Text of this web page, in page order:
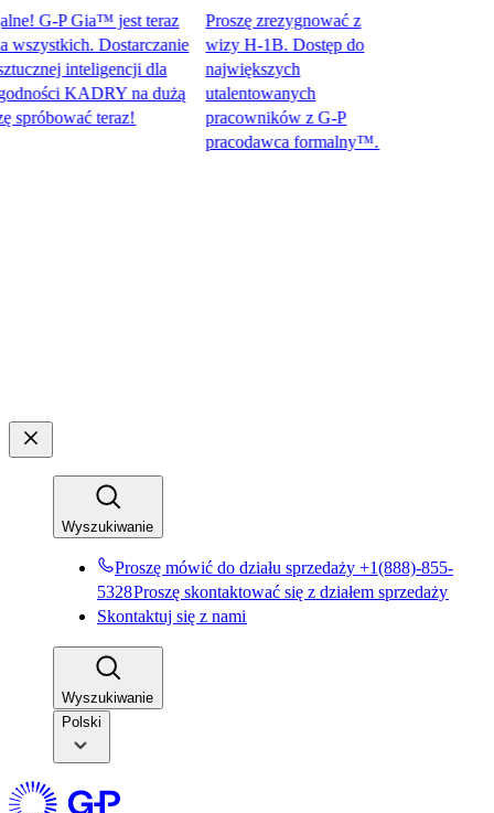
G-P Gia™ jest teraz
Dostarczanie
inteligencji dla
KADRY na dużą
teraz!​​
Proszę zrezygnować z
wizy H-1B. Dostęp do
największych
utalentowanych
pracowników z G-P
pracodawca formalny™.​​
Wyszukiwanie​​
Proszę mówić do działu sprzedaży +1(888)-855-
5328​​Proszę skontaktować się z działem sprzedaży​​
Skontaktuj się z nami​​
Wyszukiwanie​​
Polski